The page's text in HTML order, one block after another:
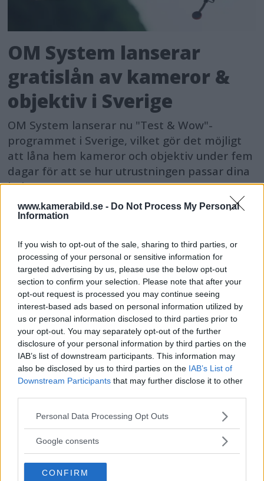
www.kamerabild.se - Do Not Process My Personal
Information
If you wish to opt-out of the sale, sharing to third parties, or
processing of your personal or sensitive information for
targeted advertising by us, please use the below opt-out
section to confirm your selection. Please note that after your
opt-out request is processed you may continue seeing
interest-based ads based on personal information utilized by
us or personal information disclosed to third parties prior to
your opt-out. You may separately opt-out of the further
disclosure of your personal information by third parties on the
IAB’s list of downstream participants. This information may
also be disclosed by us to third parties on the IAB’s List of
Downstream Participants that may further disclose it to other
Please note that this website/app uses one or more Google
not limited to your visit or usage behaviour. You may click to
use your data for below specified purposes in below Google
consent section.
Personal Data Processing Opt Outs
Google consents
CONFIRM
OM System lanserar
gratislån av kameror &
objektiv i Sverige
OM System lanserar nu "Test & Wow"-
programmet i Sverige, vilket gör det möjligt
att låna hem kameror och objektiv under fem
dagar för att se hur utrustningen passar dina
behov.
MEST LÄST JUST NU
DJI Osmo Pocket 4P
släppt – får 10-bitars D-
Log 2 & 3x optisk zoom
Sony lägger bud på
Tamron – kan vara värt
12 miljarder kronor
F3 Foto – Sveriges nya
fotodagar till Göteborg,
Lund & Stockholm